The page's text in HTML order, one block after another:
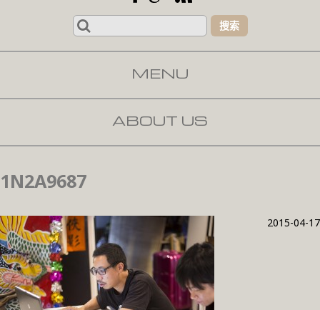
Search
for:
MENU
SKIP TO CONTENT
ABOUT US
1N2A9687
2015-04-17